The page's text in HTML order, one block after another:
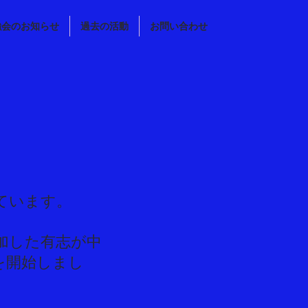
のお知らせ 過去の活動 お問い合わせ
ます。
した有志が中
始しまし